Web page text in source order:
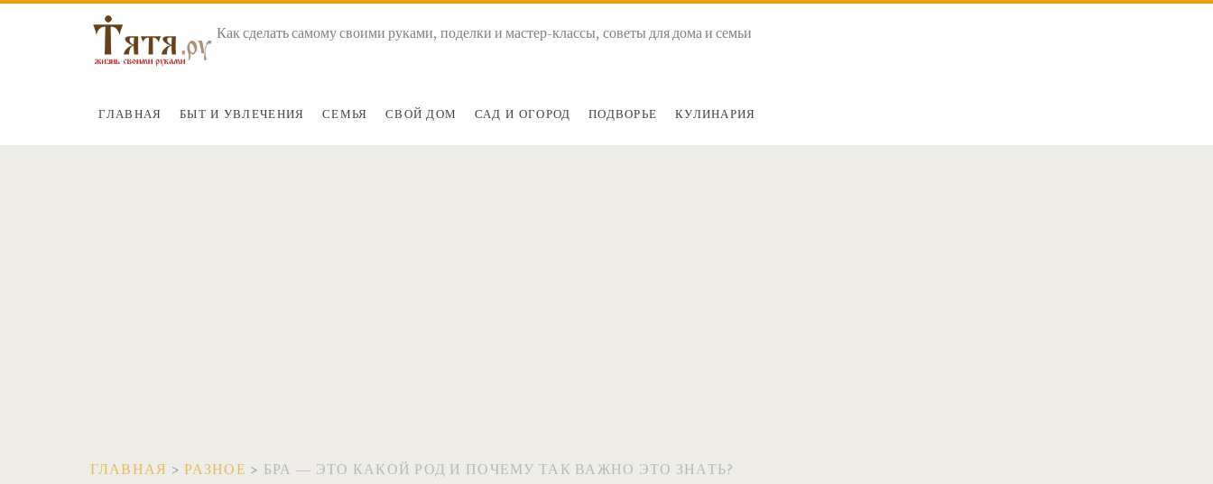
Как сделать самому своими руками, поделки и мастер-классы, советы для дома и семьи
ГЛАВНАЯ БЫТ И УВЛЕЧЕНИЯ СЕМЬЯ СВОЙ ДОМ САД И ОГОРОД ПОДВОРЬЕ КУЛИНАРИЯ
ГЛАВНАЯ >РАЗНОЕ > БРА — ЭТО КАКОЙ РОД И ПОЧЕМУ ТАК ВАЖНО ЭТО ЗНАТЬ?